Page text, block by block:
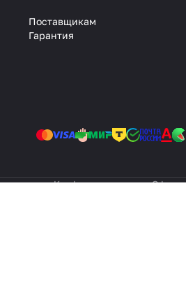
Поставщикам
Гарантия
КонфиденциальностьОферта